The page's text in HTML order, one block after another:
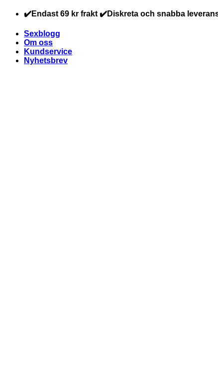
Skip
content
✔️Endast 69 kr frakt ✔️Diskreta och snabba
Sexblogg
Om oss
Kundservice
Nyhetsbrev